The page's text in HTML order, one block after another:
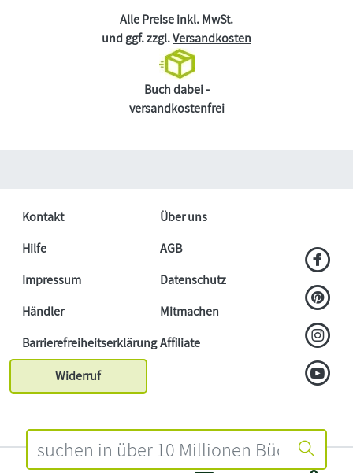
Alle Preise inkl. MwSt.
und ggf. zzgl.Versandkosten
Buch dabei -
versandkostenfrei
Kontakt
Über uns
Hilfe
AGB
Impressum
Datenschutz
Händler
Mitmachen
BarrierefreiheitserklärungAffiliate
Widerruf